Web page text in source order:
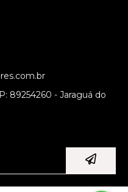
89254260 - Jaraguá do